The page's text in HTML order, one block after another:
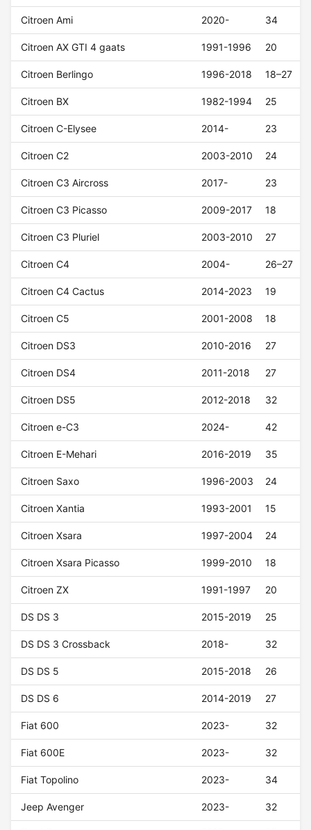
Citroen Ami 2020- 34
Citroen AX GTI 4 gaats 1991-1996 20
Citroen Berlingo 1996-2018 18–27
Citroen BX 1982-1994 25
Citroen C-Elysee 2014- 23
Citroen C2 2003-2010 24
Citroen C3 Aircross 2017- 23
Citroen C3 Picasso 2009-2017 18
Citroen C3 Pluriel 2003-2010 27
Citroen C4 2004- 26–27
Citroen C4 Cactus 2014-2023 19
Citroen C5 2001-2008 18
Citroen DS3 2010-2016 27
Citroen DS4 2011-2018 27
Citroen DS5 2012-2018 32
Citroen e-C3 2024- 42
Citroen E-Mehari 2016-2019 35
Citroen Saxo 1996-2003 24
Citroen Xantia 1993-2001 15
Citroen Xsara 1997-2004 24
Citroen Xsara Picasso 1999-2010 18
Citroen ZX 1991-1997 20
DS DS 3 2015-2019 25
DS DS 3 Crossback 2018- 32
DS DS 5 2015-2018 26
DS DS 6 2014-2019 27
Fiat 600 2023- 32
Fiat 600E 2023- 32
Fiat Topolino 2023- 34
Jeep Avenger 2023- 32